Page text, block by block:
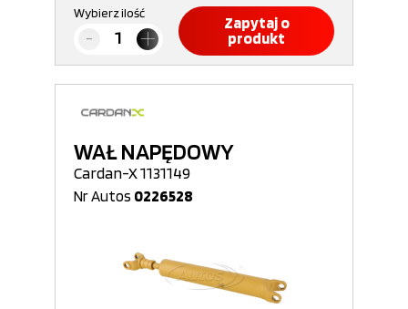
Wybierz ilość
Zapytaj o
produkt
WAŁ NAPĘDOWY
Cardan-X 1131149
Nr Autos 0226528